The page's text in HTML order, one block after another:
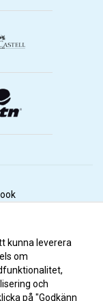
kunna leverera
om
och
på "Godkänn